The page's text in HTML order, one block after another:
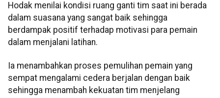
Hodak menilai kondisi ruang ganti tim saat ini berada
dalam suasana yang sangat baik sehingga
berdampak positif terhadap motivasi para pemain
dalam menjalani latihan.
Ia menambahkan proses pemulihan pemain yang
sempat mengalami cedera berjalan dengan baik
sehingga menambah kekuatan tim menjelang